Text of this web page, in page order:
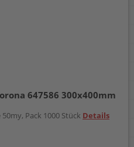
647586 300x400mm
Pack 1000 Stück Details